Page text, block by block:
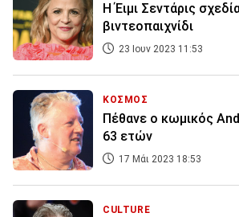
Η Έιμι Σεντάρις
βιντεοπαιχνίδι
23 Ιουν 2023 11:53
ΚΟΣΜΟΣ
Πέθανε ο κωμικός
63 ετών
17 Μάι 2023 18:53
CULTURE